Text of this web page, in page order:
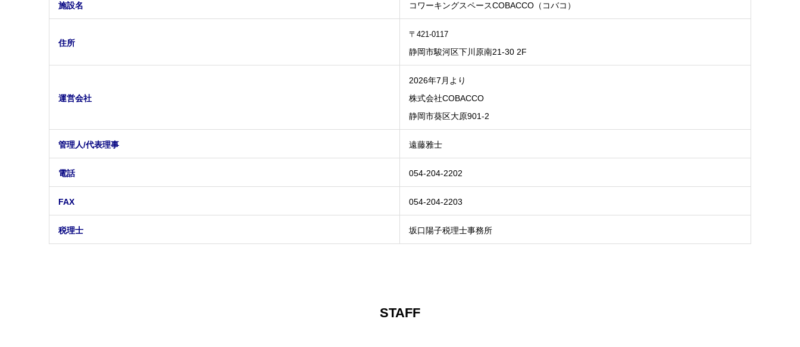
施設名 コワーキングスペースCOBACCO（コバコ）
住所
〒421-0117
静岡市駿河区下川原南21-30 2F
運営会社
2026年7月より
株式会社COBACCO
静岡市葵区大原901-2
管理人/代表理事 遠藤雅士
電話 054-204-2202
FAX 054-204-2203
税理士 坂口陽子税理士事務所
STAFF